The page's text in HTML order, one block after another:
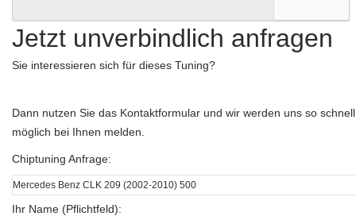
Jetzt unverbindlich anfragen
Sie interessieren sich für dieses Tuning?
Dann nutzen Sie das Kontaktformular und wir werden uns so
möglich bei Ihnen melden.
Chiptuning Anfrage:
Ihr Name (Pflichtfeld):